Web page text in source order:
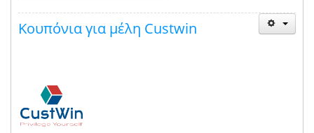
Κουπόνια για μέλη Custwin